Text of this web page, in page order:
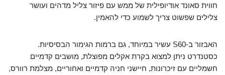
חווית סאונד אודיופילית של ממש עם פיזור צליל מדהים ועושר
צלילים שפשוט צריך לשמוע כדי להאמין.
האבזור ב-S60 עשיר במיוחד, גם ברמות הגימור הבסיסיות.
כסטנדרט ניתן למצוא בקרת אקלים מפוצלת, מושבים קדמיים
חשמליים עם זיכרונות, חיישני חניה קדמיים ואחוריים, מצלמת רוורס,